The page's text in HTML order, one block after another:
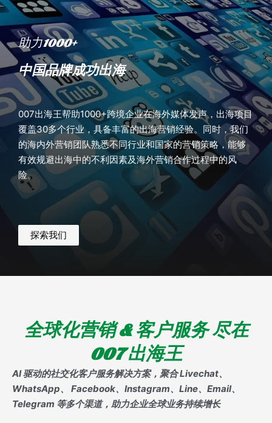
助力1000+
中国品牌成功出海
007出海王帮助1000+跨境企业在海外媒体发声，出海项目
覆盖30多个行业，具备丰富的出海营销经验。同时，我们
的海内外营销团队熟悉不同行业和国家的营销策略，能够
有效规避出海中的不利因素及海外营销合作过程中的风
险。
探索我们
全球化营销 & 客户服务 尽在
007 出海王
AI 驱动的社交化客户服务解决方案，聚合 Livechat、
WhatsApp、 Facebook、Instagram、Line、Email、
Telegram 等多个渠道，助力企业全球业务持续增长​